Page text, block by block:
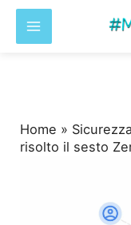
Home »
risolto il sesto